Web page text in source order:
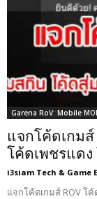
Garena RoV: Mobile
แจกโค้ดเกม
โค้ดเพชรแด
i3siam Tech & Game
แจกโค้ดเกมส์ ROV โ